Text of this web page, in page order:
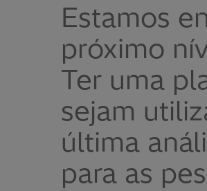
Estamos
próximo
Ter uma
sejam
última
para as